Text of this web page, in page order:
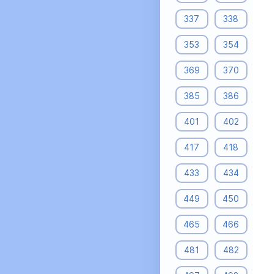
337 338
353 354
369 370
385 386
401 402
417 418
433 434
449 450
465 466
481 482